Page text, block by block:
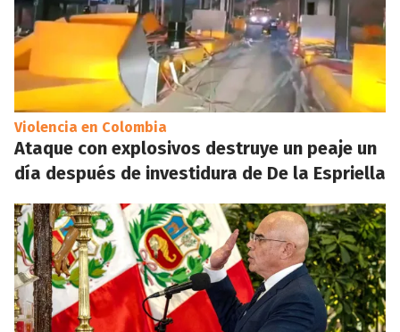
Violencia en Colombia
Ataque con explosivos destruye un peaje un
día después de investidura de De la Espriella